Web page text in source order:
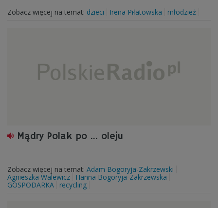
Zobacz więcej na temat: dzieci Irena Piłatowska młodzież
Mądry Polak po ... oleju
Zobacz więcej na temat: Adam Bogoryja-Zakrzewski
Agnieszka Walewicz
Hanna Bogoryja-Zakrzewska
GOSPODARKA
recycling